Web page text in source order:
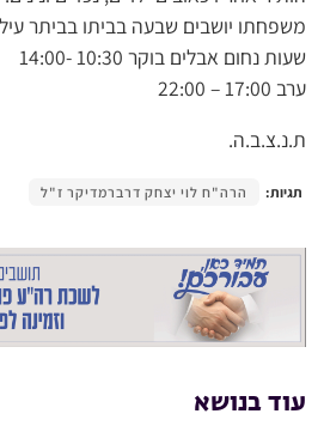
משפחתו יושבים שבעה בביתו בביתר עילית
שעות נחום אבלים בוקר 10:30 -14:00
ערב 17:00 – 22:00
ת.נ.צ.ב.ה.
תגיות: הרה"ח לוי יצחק דרברמדיקר ז"ל
עוד בנושא